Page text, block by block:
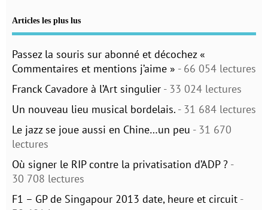
Articles les plus lus
Passez la souris sur abonné et décochez «
Commentaires et mentions j’aime » - 66 054 lectures
Franck Cavadore à l’Art singulier - 33 024 lectures
Un nouveau lieu musical bordelais. - 31 684 lectures
Le jazz se joue aussi en Chine…un peu - 31 670
lectures
Où signer le RIP contre la privatisation d’ADP ? -
30 708 lectures
F1 – GP de Singapour 2013 date, heure et circuit -